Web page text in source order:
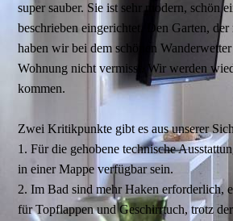
super sauber. Sie ist sehr modern, schön
beschrieben eingerichtet. Den Garten,
haben wir bei dem schönen
Wohnung nicht vermisst. Wir werden
kommen.
Zwei Kritikpunkte gibt es aus unserer
1. Für die gehobene technische
in einer Mappe verfügbar sein.
2. Im Bad sind mehr Haken erforderlich,
für Topflappen und Geschirrtuch, trotz der